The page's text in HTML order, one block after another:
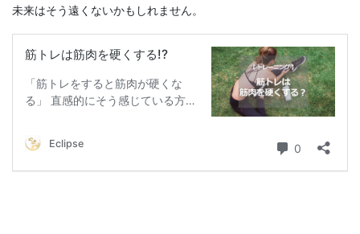
未来はそう遠くないかもしれません。